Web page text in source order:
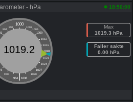
- hPa 18:56:00
1000
997 1003
994
1006
1009
1012
1015
1018
1021
1024
1027
970
1030
|
964 1036
1019.2
Max
1019.3 hPa
Faller sakte
0.00 hPa